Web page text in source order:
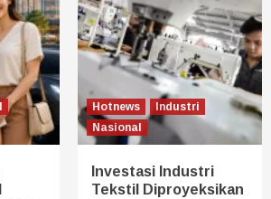
Hotnews
Industri
Nasional
Investasi Industri
Tekstil Diproyeksikan